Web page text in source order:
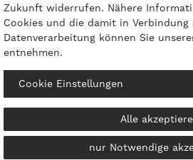
© 2026 gasprofi / Alle Preise sind inkl.
Zukunft widerrufen. Nähere
Cookies und die damit in Verbindung
Datenverarbeitung können Sie
entnehmen.
Cookie Einstellungen
Alle
nur Notwendige